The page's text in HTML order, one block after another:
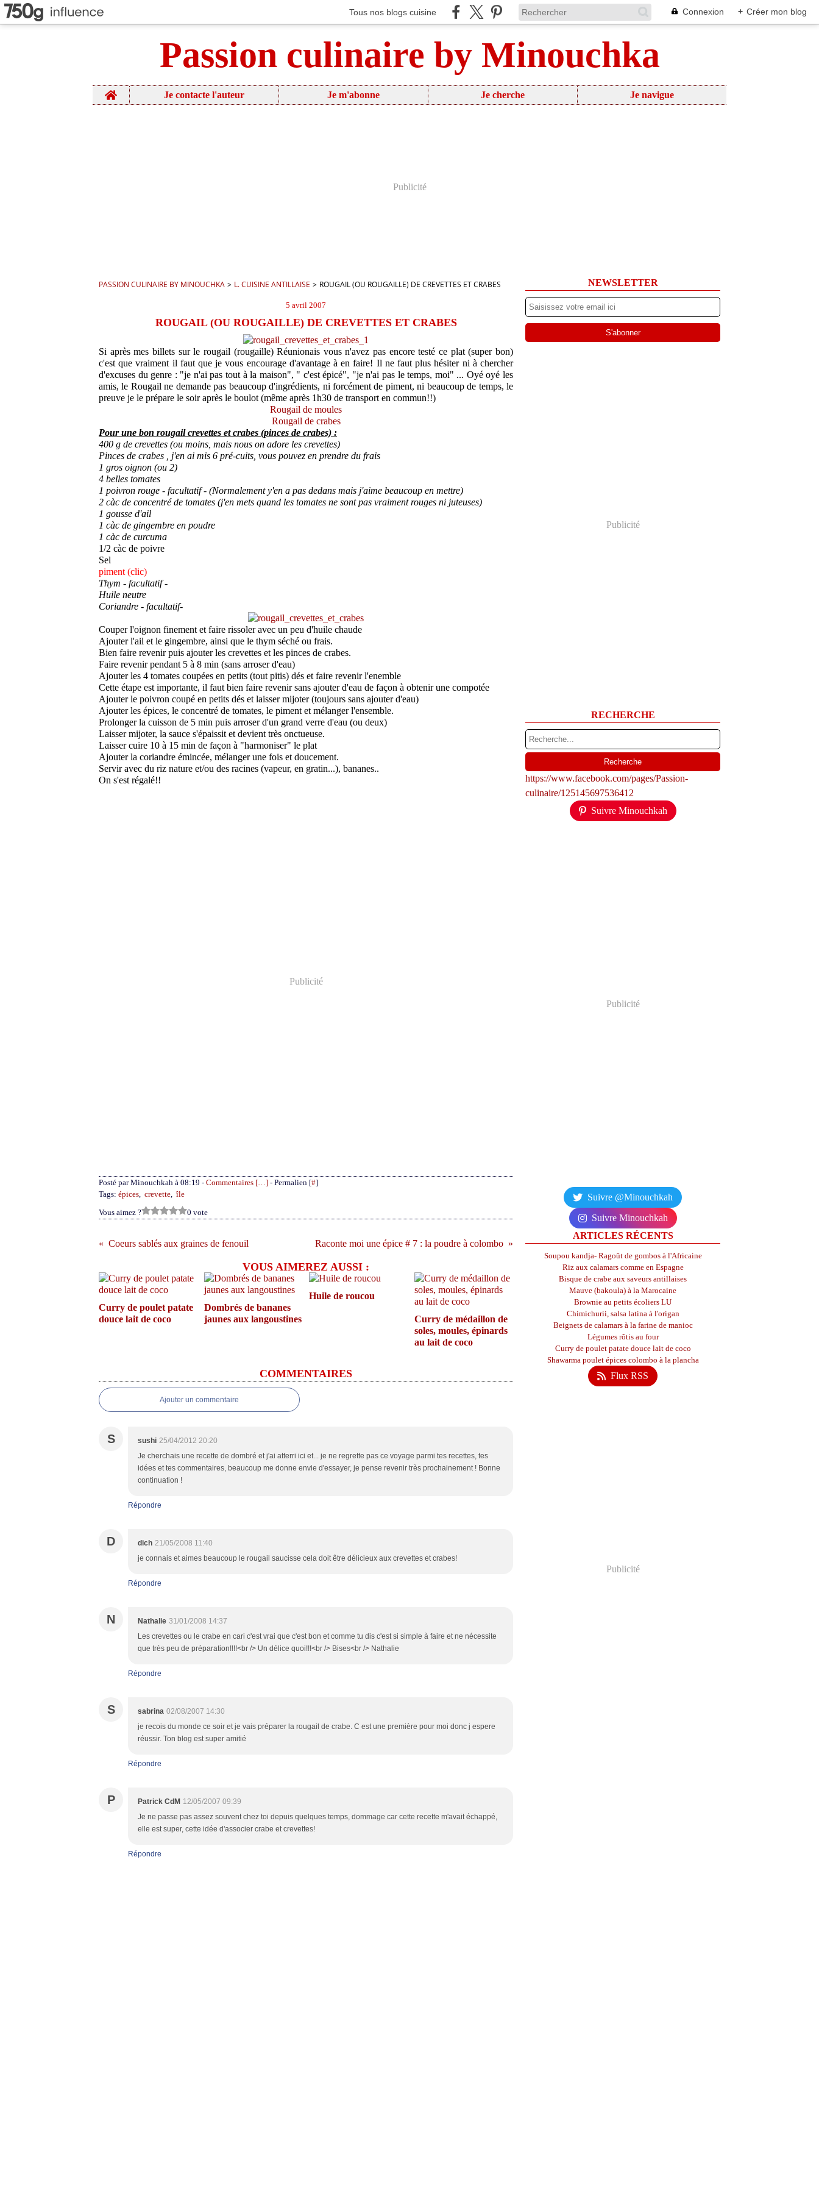
Tous nos blogs cuisine Connexion + Créer mon blog
Passion culinaire by Minouchka
Home Je contacte l'auteur Je m'abonne Je cherche Je navigue
Publicité
PASSION CULINAIRE BY MINOUCHKA > L. CUISINE ANTILLAISE > ROUGAIL (OU ROUGAILLE) DE CREVETTES ET CRABES
5 avril 2007
ROUGAIL (OU ROUGAILLE) DE CREVETTES ET CRABES
Si après mes billets sur le rougail (rougaille) Réunionais vous n'avez pas encore testé ce plat (super bon)
c'est que vraiment il faut que je vous encourage d'avantage à en faire! Il ne faut plus hésiter ni à chercher
d'excuses du genre : "je n'ai pas tout à la maison", " c'est épicé", "je n'ai pas le temps, moi" ... Oyé oyé les
amis, le Rougail ne demande pas beaucoup d'ingrédients, ni forcément de piment, ni beaucoup de temps, le
preuve je le prépare le soir après le boulot (même après 1h30 de transport en commun!!)
Rougail de moules
Rougail de crabes
Pour une bon rougail crevettes et crabes (pinces de crabes) :
400 g de crevettes (ou moins, mais nous on adore les crevettes)
Pinces de crabes , j'en ai mis 6 pré-cuits, vous pouvez en prendre du frais
1 gros oignon (ou 2)
4 belles tomates
1 poivron rouge - facultatif - (Normalement y'en a pas dedans mais j'aime beaucoup en mettre)
2 càc de concentré de tomates (j'en mets quand les tomates ne sont pas vraiment rouges ni juteuses)
1 gousse d'ail
1 càc de gingembre en poudre
1 càc de curcuma
1/2 càc de poivre
Sel
piment (clic)
Thym - facultatif -
Huile neutre
Coriandre - facultatif-
Couper l'oignon finement et faire rissoler avec un peu d'huile chaude
Ajouter l'ail et le gingembre, ainsi que le thym séché ou frais.
Bien faire revenirpuis ajouter les crevettes et les pinces de crabes.
Faire revenir pendant 5 à 8 min (sans arroser d'eau)
Ajouter les 4 tomates coupées en petits (tout pitis) dés et faire revenir l'enemble
Cette étape est importante, il faut bien faire revenir sans ajouter d'eau de façon à obtenir une compotée
Ajouter le poivron coupé en petits dés et laisser mijoter (toujours sans ajouter d'eau)
Ajouter les épices, le concentré de tomates, le piment et mélanger l'ensemble.
Prolonger la cuisson de 5 min puis arroser d'un grand verre d'eau (ou deux)
Laisser mijoter, la sauce s'épaissit et devient très onctueuse.
Laisser cuire 10 à 15 min de façon à "harmoniser" le plat
Ajouter la coriandre émincée, mélanger une fois et doucement.
Servir avec du riz nature et/ou des racines (vapeur, en gratin...), bananes..
On s'est régalé!!
Publicité
Posté par Minouchkah à 08:19 - Commentaires […] - Permalien [#]
Tags: épices, crevette,île
Vous aimez ?
0 vote
Coeurs sablés aux graines de fenouil Raconte moi une épice # 7 : la poudre à colombo
VOUS AIMEREZ AUSSI :
Curry de poulet patate
douce lait de coco
Dombrés de bananes
jaunes aux langoustines
Huile de roucou
Curry de médaillon de
soles, moules, épinards
au lait de coco
COMMENTAIRES
Ajouter un commentaire
S sushi 25/04/2012 20:20
Je cherchais une recette de dombré et j'ai atterri ici et... je ne regrette pas ce voyage parmi tes recettes, tes
idées et tes commentaires, beaucoup me donne envie d'essayer, je pense revenir très prochainement ! Bonne
continuation !
Répondre
D dich 21/05/2008 11:40
je connais et aimes beaucoup le rougail saucisse cela doit être délicieux aux crevettes et crabes!
Répondre
N Nathalie 31/01/2008 14:37
Les crevettes ou le crabe en cari c'est vrai que c'est bon et comme tu dis c'est si simple à faire et ne nécessite
que très peu de préparation!!!!<br /> Un délice quoi!!!<br /> Bises<br /> Nathalie
Répondre
S sabrina 02/08/2007 14:30
je recois du monde ce soir et je vais préparer la rougail de crabe. C est une première pour moi donc j espere
réussir. Ton blog est super amitié
Répondre
P Patrick CdM 12/05/2007 09:39
Je ne passe pas assez souvent chez toi depuis quelques temps, dommage car cette recette m'avait échappé,
elle est super, cette idée d'associer crabe et crevettes!
Répondre
NEWSLETTER
Publicité
RECHERCHE
https://www.facebook.com/pages/Passion-
culinaire/125145697536412
Suivre Minouchkah
Publicité
Suivre @Minouchkah
Suivre Minouchkah
ARTICLES RÉCENTS
Soupou kandja- Ragoût de gombos à l'Africaine
Riz aux calamars comme en Espagne
Bisque de crabe aux saveurs antillaises
Mauve (bakoula) à la Marocaine
Brownie au petits écoliers LU
Chimichurii, salsa latina à l'origan
Beignets de calamars à la farine de manioc
Légumes rôtis au four
Curry de poulet patate douce lait de coco
Shawarma poulet épices colombo à la plancha
Flux RSS
Publicité